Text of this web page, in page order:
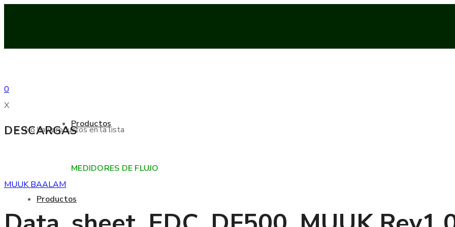
0
X
No hay productos en la lista
Productos
Productos
MEDIDORES DE FLUJO
DESCARGAS
MUUK BAALAM